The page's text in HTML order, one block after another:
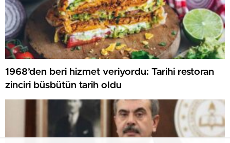
1968’den beri hizmet veriyordu: Tarihi restoran
zinciri büsbütün tarih oldu